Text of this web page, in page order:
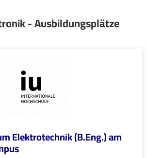
- Ausbildungsplätze
Elektrotechnik (B.Eng.) am